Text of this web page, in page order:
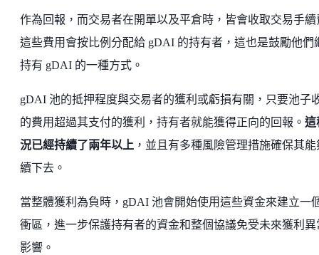
作為回報，而交易者在開單以及平倉時，皆會收取交易手續
這些費用會按比例分配給 gDAI 的持有者，這也是鼓勵他們
持有 gDAI 的一種方式。
gDAI 池的抵押程度與交易者的獲利或虧損有關，只要池子
的費用超過其支付的獲利，持有者就能獲得正向的回報。 這
況已經持續了兩年以上 ，並且有多種風險管理措施確保其能
續下去。
當整體獲利為負時，gDAI 池會開始使用這些資金來建立一
衝區，進一步保護持有者的資金和整個協議免受未來獲利異
影響。